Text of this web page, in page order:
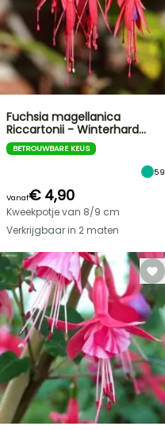
Fuchsia magellanica
Riccartonii - Winterhard…
BETROUWBARE KEUS
59
Vanaf€ 4,90
Kweekpotje van 8/9 cm
Verkrijgbaar in 2 maten